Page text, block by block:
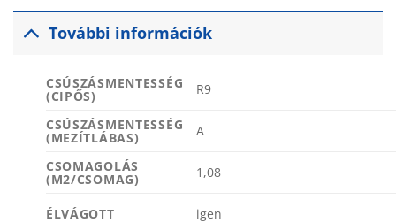
További információk
CSÚSZÁSMENTESSÉG
(CIPŐS) R9
CSÚSZÁSMENTESSÉG
(MEZÍTLÁBAS) A
CSOMAGOLÁS
(M2/CSOMAG) 1,08
ÉLVÁGOTT igen